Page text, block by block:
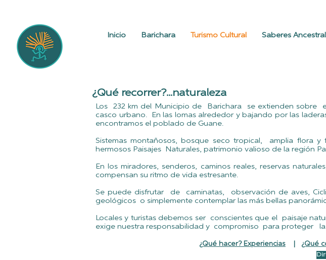
Inicio Barichara Turismo Cultural Saberes
¿Qué recorrer?...naturaleza
Los 232 km del Municipio de Barichara se extienden sobre
casco urbano. En las lomas alrededor y bajando por las
encontramos el poblado de Guane.
Sistemas montañosos, bosque seco tropical, amplia flora
hermosos Paisajes Naturales, patrimonio valioso de la región
En los miradores, senderos, caminos reales, reservas
compensan su ritmo de vida estresante.
Se puede disfrutar de caminatas, observación de aves,
geológicos o simplemente contemplar las más bellas
Locales y turistas debemos ser conscientes que el paisaje
exige nuestra responsabilidad y compromiso para proteger
¿Qué hacer? Experiencias ¿Qué